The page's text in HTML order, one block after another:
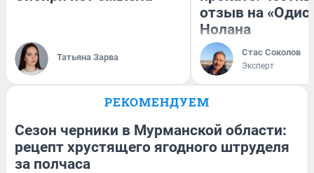
Татьяна Зарва
отзыв на
Нолана
Стас Соколов
Эксперт
РЕКОМЕНДУЕМ
Сезон черники в Мурманской области:
рецепт хрустящего ягодного штруделя
за полчаса